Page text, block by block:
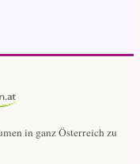
in ganz Österreich zu